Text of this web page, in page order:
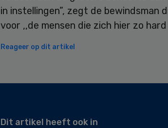
in instellingen”, zegt de
voor ,,de mensen die zich hier zo
Reageer op dit artikel
Dit artikel heeft ook in